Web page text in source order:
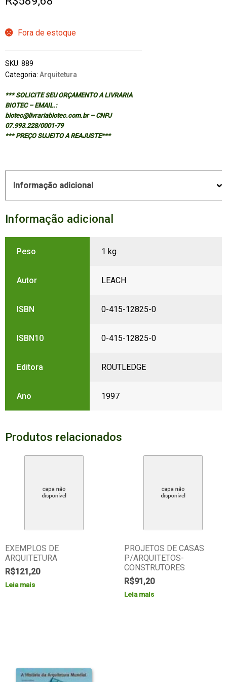
Fora de estoque
SKU: 889
Categoria: Arquitetura
*** SOLICITE SEU ORÇAMENTO A LIVRARIA
BIOTEC – EMAIL.:
biotec@livrariabiotec.com.br – CNPJ
07.993.228/0001-79
*** PREÇO SUJEITO A REAJUSTE***
Informação adicional
Informação adicional
Peso 1 kg
Autor LEACH
ISBN 0-415-12825-0
ISBN10 0-415-12825-0
Editora ROUTLEDGE
Ano 1997
Produtos relacionados
EXEMPLOS DE
ARQUITETURA
R$121,20
Leia mais
PROJETOS DE CASAS
P/ARQUITETOS-
CONSTRUTORES
R$91,20
Leia mais